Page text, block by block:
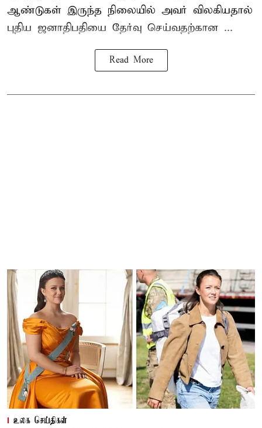
ஆண்டுகள் இருந்த நிலையில் அவர் விலகியதால்
புதிய ஜனாதிபதியை தேர்வு செய்வதற்கான ...
Read More
உலக செய்திகள்